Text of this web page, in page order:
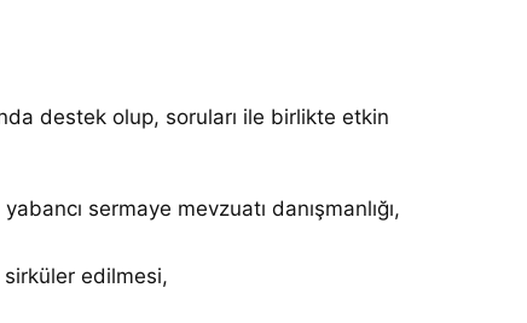
destek olup, soruları ile birlikte etkin
sermaye mevzuatı danışmanlığı,
edilmesi,